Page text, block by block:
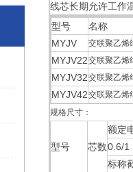
线芯长期允许工作
型号
名称
MYJV
交联聚乙烯
MYJV22交联聚乙烯
MYJV32交联聚乙烯
MYJV42交联聚乙烯
规格尺寸：
型号 芯数
额定
0.6/1
标称